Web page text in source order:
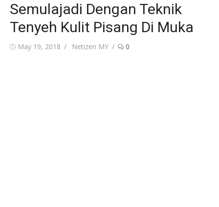
Semulajadi Dengan Teknik
Tenyeh Kulit Pisang Di Muka
Posted
May 19, 2018 Author
Netizen MY 0